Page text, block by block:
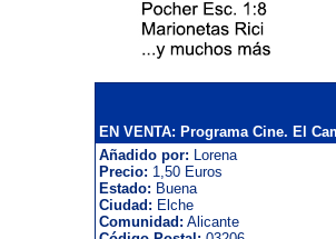
EN VENTA: Programa Cine. El
Añadido por: Lorena
Precio: 1,50 Euros
Estado: Buena
Ciudad: Elche
Comunidad: Alicante